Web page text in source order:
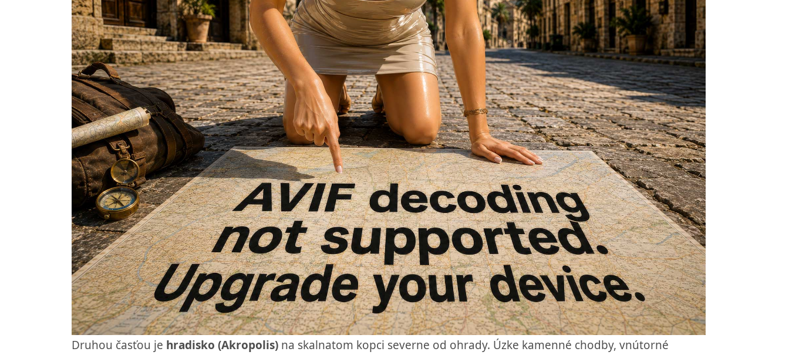
Druhou časťou je hradisko (Akropolis) na skalnatom kopci severne od ohrady. Úzke kamenné chodby, vnútorné